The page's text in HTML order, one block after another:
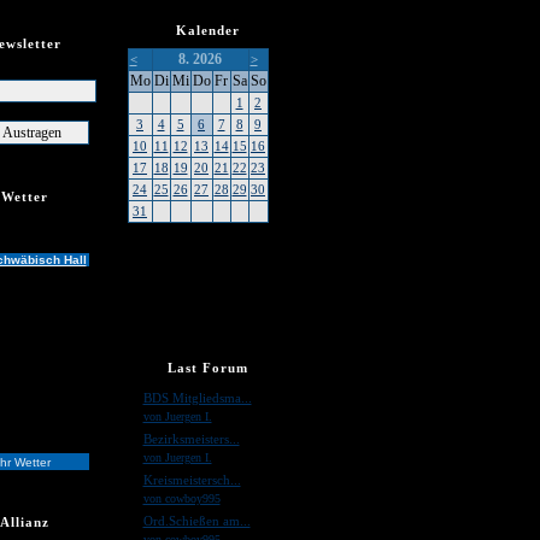
Wetter
Hall
Wetter
Allianz
Kalender
<
8. 2026 >
Mo Di Mi Do Fr Sa So
1
2
3
4 5 6 7 8
9
10
11 12 13 14 15 16
17 18 19 20 21 22 23
24 25 26 27 28 29 30
31
Last Forum
BDS Mitgliedsma...
von Juergen I.
Bezirksmeisters...
von Juergen I.
Kreismeistersch...
von cowboy995
Ord.Schießen am...